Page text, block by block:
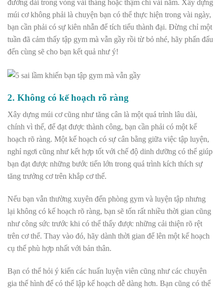
đường dài trong vòng vài tháng hoặc thậm chí vài năm. Xây dựng
múi cơ không phải là chuyện bạn có thể thực hiện trong vài ngày,
bạn cần phải có sự kiên nhẫn để tích tiểu thành đại. Đừng chỉ một
tuần đã cảm thấy tập gym mà vẫn gầy rồi từ bỏ nhé, hãy phấn đấu
đến cùng sẽ cho bạn kết quả như ý!
2. Không có kế hoạch rõ ràng
Xây dựng múi cơ cũng như tăng cân là một quá trình lâu dài,
chính vì thế, để đạt được thành công, bạn cần phải có một kế
hoạch rõ ràng. Một kế hoạch có sự cân bằng giữa việc tập luyện,
nghỉ ngơi cũng như kết hợp tốt với chế độ dinh dưỡng có thể giúp
bạn đạt được những bước tiến lớn trong quá trình kích thích sự
tăng trưởng cơ trên khắp cơ thể.
Nếu bạn vẫn thường xuyên đến phòng gym và luyện tập nhưng
lại không có kế hoạch rõ ràng, bạn sẽ tốn rất nhiều thời gian cũng
như công sức trước khi có thể thấy được những cải thiện rõ rệt
trên cơ thể. Thay vào đó, hãy dành thời gian để lên một kế hoạch
cụ thể phù hợp nhất với bản thân.
Bạn có thể hỏi ý kiến các huấn luyện viên cũng như các chuyên
gia thể hình để có thể lập kế hoạch dễ dàng hơn. Bạn cũng có thể